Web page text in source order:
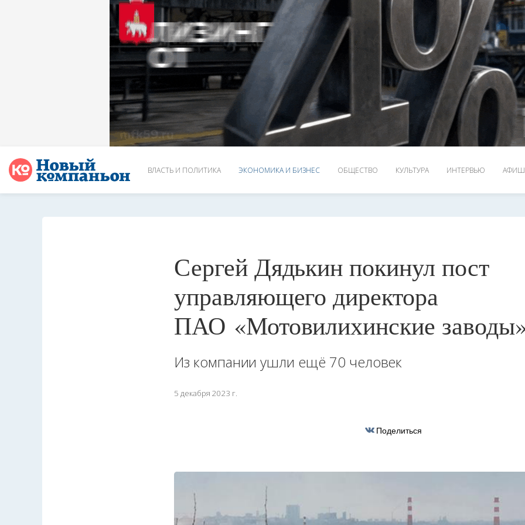
ВЛАСТЬ И ПОЛИТИКА ЭКОНОМИКА И БИЗНЕС ОБЩЕСТВО КУЛЬТУРА ИНТЕРВЬЮ
Сергей Дядькин покинул пост
управляющего директора
ПАО «Мотовилихинские
Из компании ушли ещё 70 человек
5 декабря 2023 г.
Поделиться